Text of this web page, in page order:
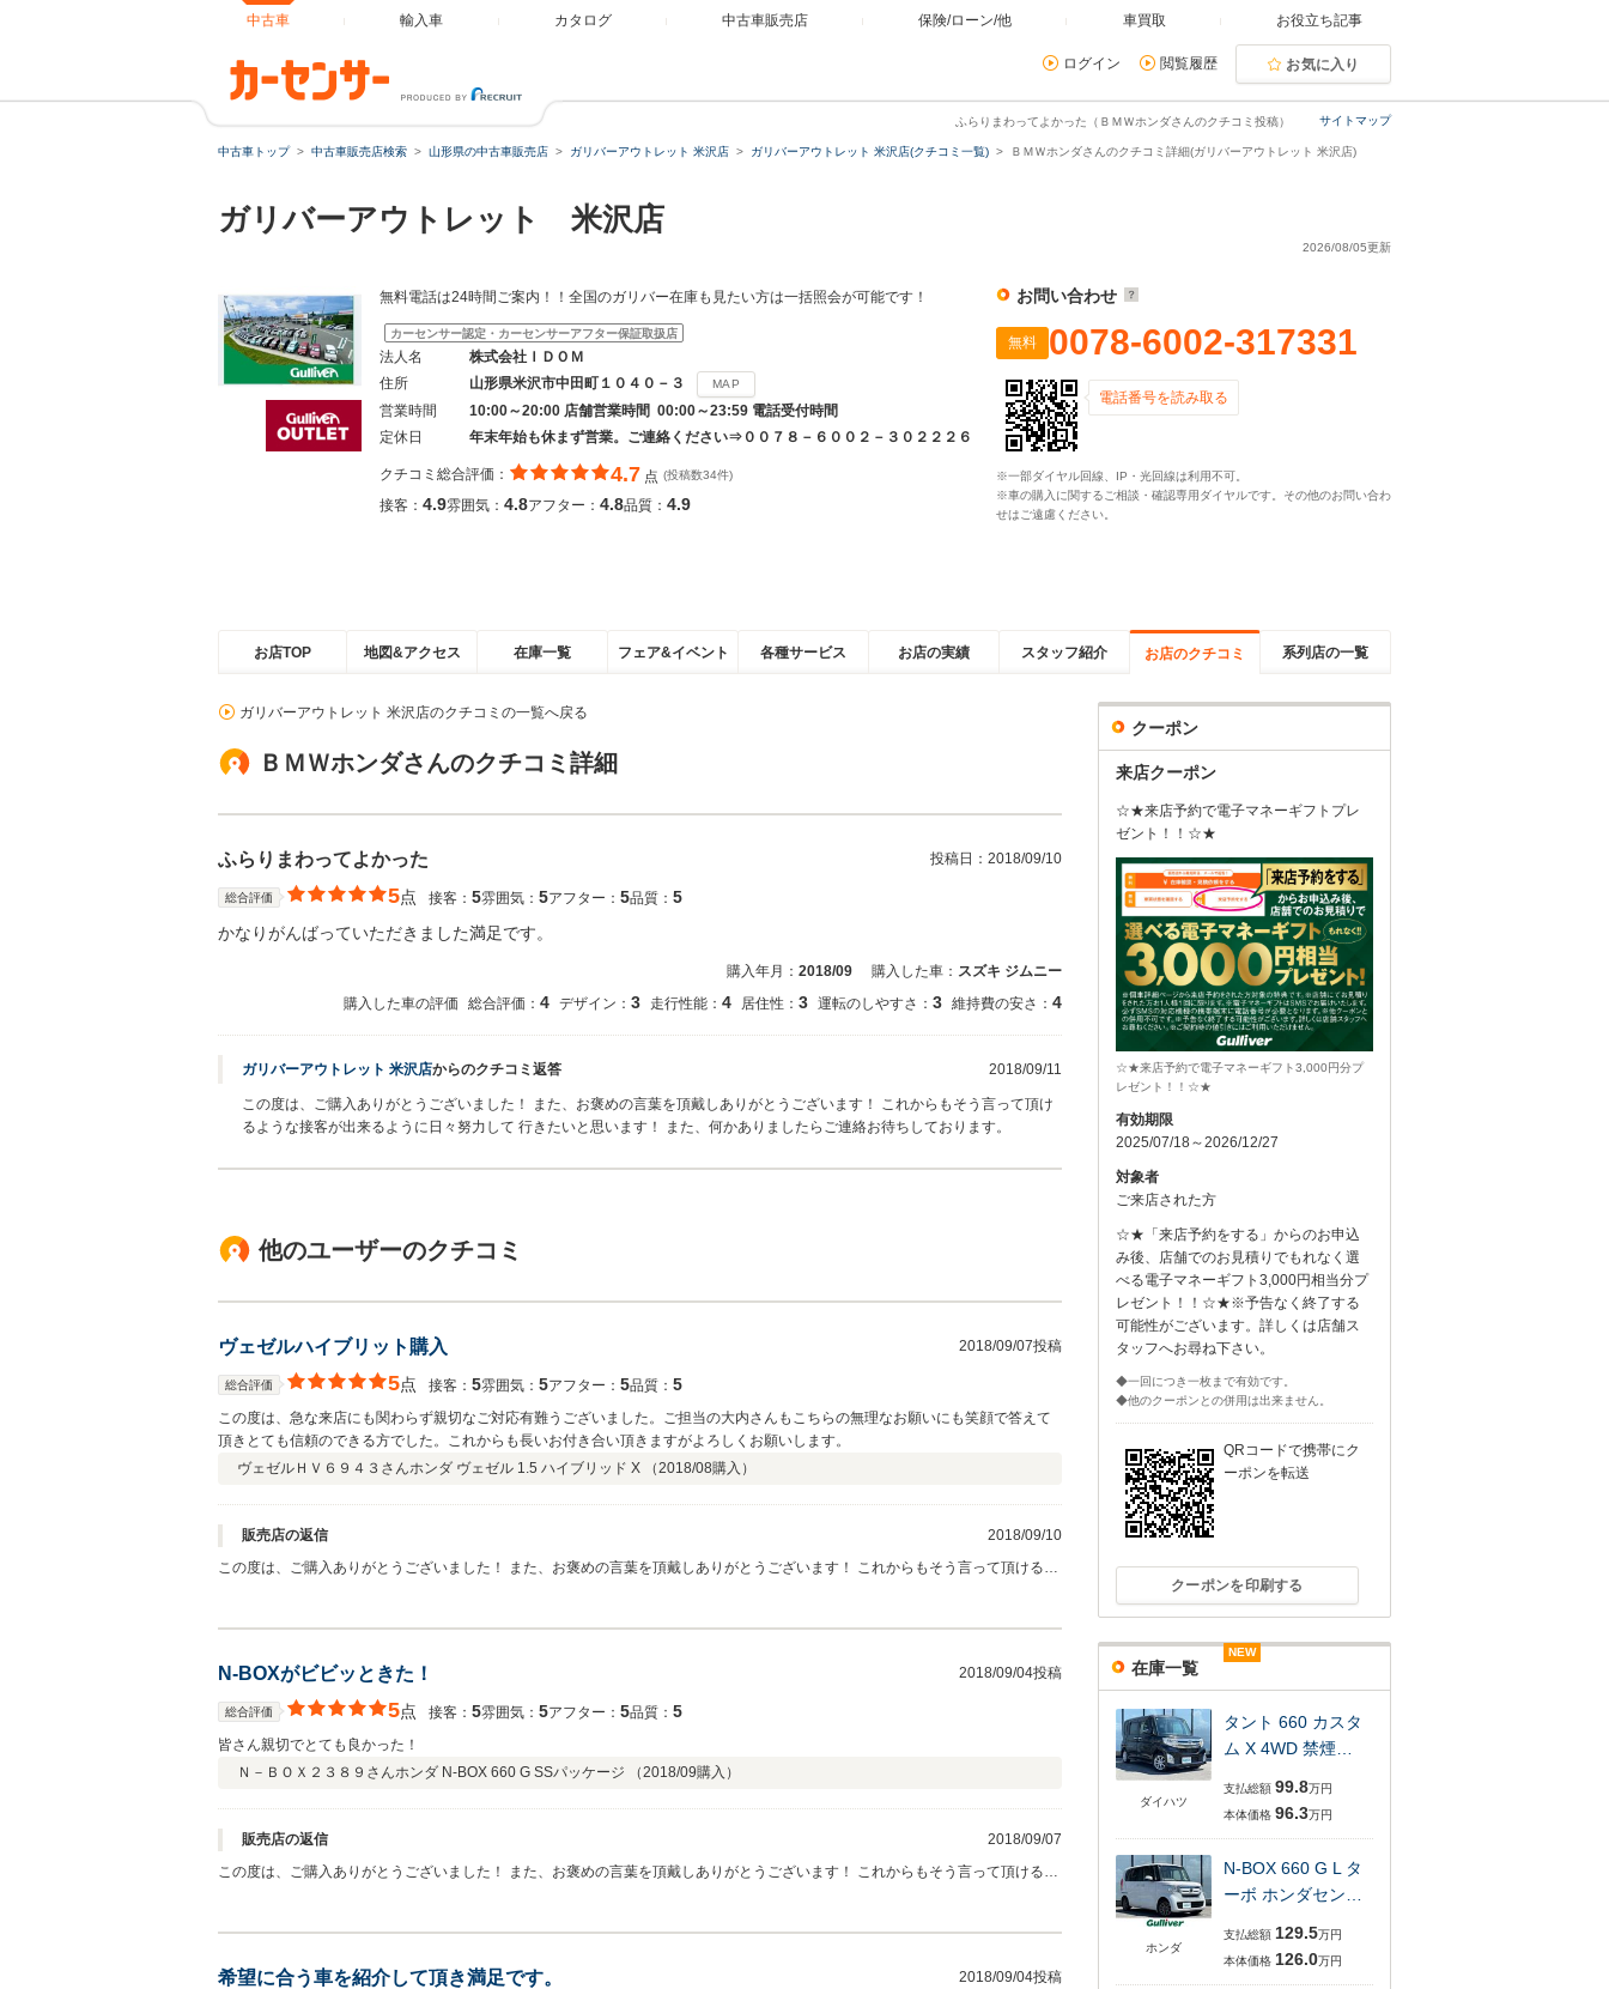
中古車 輸入車 カタログ 中古車販売店 保険/ローン/他 車買取 お役立ち記事
ログイン 閲覧履歴 お気に入り
サイトマップ
ふらりまわってよかった（ＢＭＷホンダさんのクチコミ投稿）
中古車トップ 中古車販売店検索 山形県の中古車販売店 ガリバーアウトレット 米沢店 ガリバーアウトレット 米沢店(クチコミ一覧) ＢＭＷホンダさんのクチコミ詳細(ガリバーアウトレット 米沢店)
ガリバーアウトレット 米沢店
2026/08/05更新
無料電話は24時間ご案内！！全国のガリバー在庫も見たい方は一括照会が可能です！
カーセンサー認定・カーセンサーアフター保証取扱店
法人名
株式会社ＩＤＯＭ
住所
山形県米沢市中田町１０４０－３ MAP
営業時間
10:00～20:00 店舗営業時間 00:00～23:59 電話受付時間
定休日
年末年始も休まず営業。ご連絡ください⇒００７８－６００２－３０２２２６
クチコミ総合評価： 4.7 点 (投稿数34件)
接客： 4.9雰囲気： 4.8アフター： 4.8品質： 4.9
お問い合わせ
無料 0078-6002-317331
電話番号を読み取る
※一部ダイヤル回線、IP・光回線は利用不可。
※車の購入に関するご相談・確認専用ダイヤルです。その他のお問い合わ
せはご遠慮ください。
お店TOP 地図&アクセス 在庫一覧 フェア&イベント 各種サービス お店の実績 スタッフ紹介 お店のクチコミ 系列店の一覧
ガリバーアウトレット 米沢店のクチコミの一覧へ戻る
ＢＭＷホンダさんのクチコミ詳細
ふらりまわってよかった 投稿日： 2018/09/10
総合評価 5点 接客： 5雰囲気： 5アフター： 5品質： 5
かなりがんばっていただきました満足です。
購入年月： 2018/09 購入した車： スズキ ジムニー
購入した車の評価
総合評価： 4 デザイン： 3 走行性能： 4 居住性： 3 運転のしやすさ： 3 維持費の安さ： 4
ガリバーアウトレット 米沢店からのクチコミ返答 2018/09/11
この度は、ご購入ありがとうございました！ また、お褒めの言葉を頂戴しありがとうございます！ これからもそう言って頂け
るような接客が出来るように日々努力して 行きたいと思います！ また、何かありましたらご連絡お待ちしております。
他のユーザーのクチコミ
ヴェゼルハイブリット購入 2018/09/07投稿
総合評価 5点 接客： 5雰囲気： 5アフター： 5品質： 5
この度は、急な来店にも関わらず親切なご対応有難うございました。ご担当の大内さんもこちらの無理なお願いにも笑顔で答えて
頂きとても信頼のできる方でした。これからも長いお付き合い頂きますがよろしくお願いします。
ヴェゼルＨＶ６９４３さんホンダ ヴェゼル 1.5 ハイブリッド X （2018/08購入）
販売店の返信
2018/09/10
この度は、ご購入ありがとうございました！ また、お褒めの言葉を頂戴しありがとうございます！ これからもそう言って頂けるよ
N-BOXがビビッときた！ 2018/09/04投稿
総合評価 5点 接客： 5雰囲気： 5アフター： 5品質： 5
皆さん親切でとても良かった！
Ｎ－ＢＯＸ２３８９さんホンダ N-BOX 660 G SSパッケージ （2018/09購入）
販売店の返信
2018/09/07
この度は、ご購入ありがとうございました！ また、お褒めの言葉を頂戴しありがとうございます！ これからもそう言って頂けるよ
希望に合う車を紹介して頂き満足です。 2018/09/04投稿
クーポン
来店クーポン
☆★来店予約で電子マネーギフトプレ
ゼント！！☆★
☆★来店予約で電子マネーギフト3,000円分プ
レゼント！！☆★
有効期限
2025/07/18～2026/12/27
対象者
ご来店された方
☆★「来店予約をする」からのお申込
み後、店舗でのお見積りでもれなく選
べる電子マネーギフト3,000円相当分プ
レゼント！！☆★※予告なく終了する
可能性がございます。詳しくは店舗ス
タッフへお尋ね下さい。
◆一回につき一枚まで有効です。
◆他のクーポンとの併用は出来ません。
QRコードで携帯にク
ーポンを転送
クーポンを印刷する
在庫一覧
ダイハツ
NEW
タント 660 カスタ
ム X 4WD 禁煙…
支払総額 99.8万円
本体価格 96.3万円
ホンダ
NEW
N-BOX 660 G L タ
ーボ ホンダセン…
支払総額 129.5万円
本体価格 126.0万円
NEW
NEW
NEW
NEW